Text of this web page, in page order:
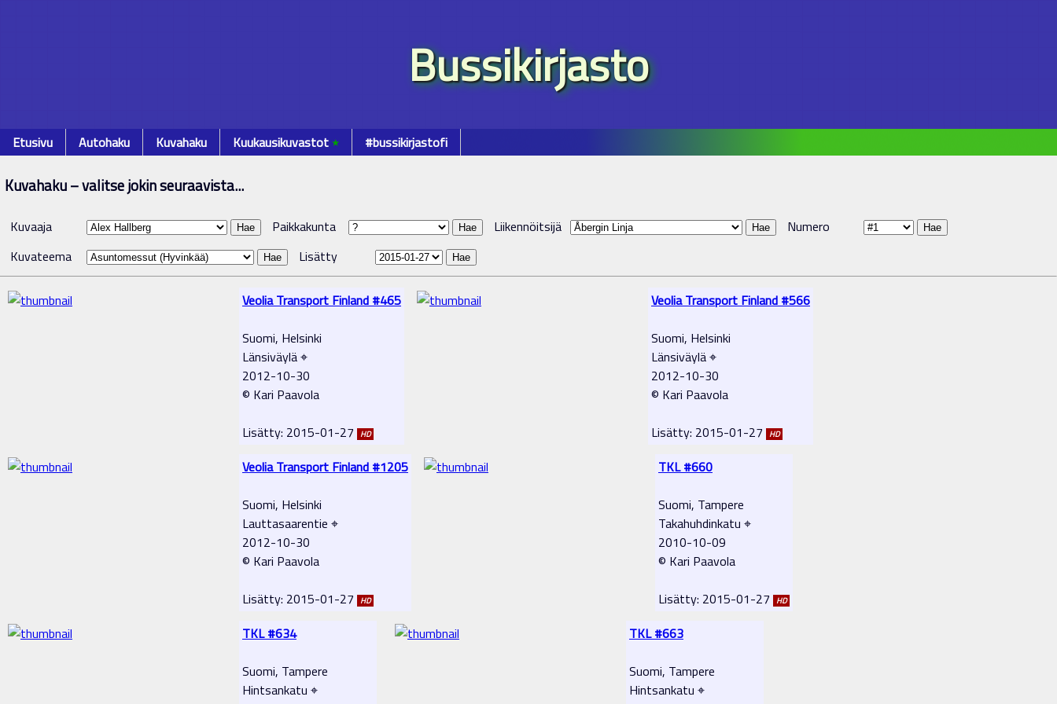
Bussikirjasto
Etusivu Autohaku Kuvahaku Kuukausikuvastot٭ #bussikirjastofi
Kuvahaku – valitse jokin seuraavista...
Kuvaaja Paikkakunta Liikennöitsijä
Numero
Kuvateema
Lisätty
Veolia Transport Finland #465
Suomi, Helsinki
Länsiväylä ⌖
2012-10-30
© Kari Paavola
Lisätty: 2015-01-27 HD
Veolia Transport Finland #566
Suomi, Helsinki
Länsiväylä ⌖
2012-10-30
© Kari Paavola
Lisätty: 2015-01-27 HD
Veolia Transport Finland #1205
Suomi, Helsinki
Lauttasaarentie ⌖
2012-10-30
© Kari Paavola
Lisätty: 2015-01-27 HD
TKL #660
Suomi, Tampere
Takahuhdinkatu ⌖
2010-10-09
© Kari Paavola
Lisätty: 2015-01-27 HD
TKL #634
Suomi, Tampere
Hintsankatu ⌖
TKL #663
Suomi, Tampere
Hintsankatu ⌖